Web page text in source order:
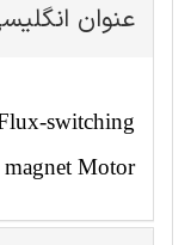
عنوان
switching
magnet Motor